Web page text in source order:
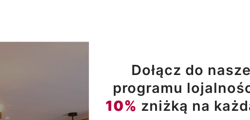
Dołącz do
programu
10% zniżką na